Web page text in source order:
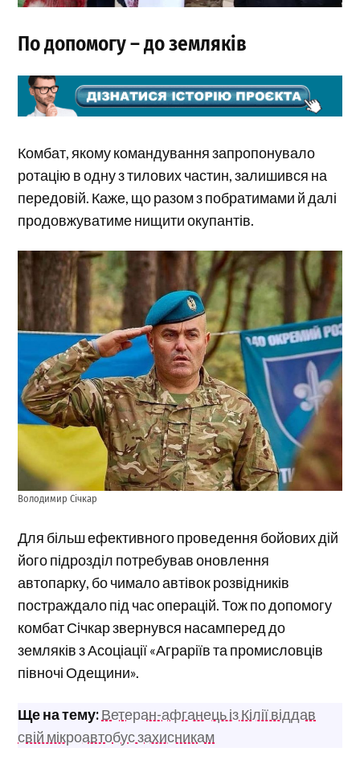
По допомогу – до земляків
Комбат, якому командування запропонувало
ротацію в одну з тилових частин, залишився на
передовій. Каже, що разом з побратимами й далі
продовжуватиме нищити окупантів.
Володимир Січкар
Для більш ефективного проведення бойових дій
його підрозділ потребував оновлення
автопарку, бо чимало автівок розвідників
постраждало під час операцій. Тож по допомогу
комбат Січкар звернувся насамперед до
земляків з Асоціації «Аграріїв та промисловців
півночі Одещини».
Ще на тему:Ветеран-афганець із Кілії віддав
свій мікроавтобус захисникам